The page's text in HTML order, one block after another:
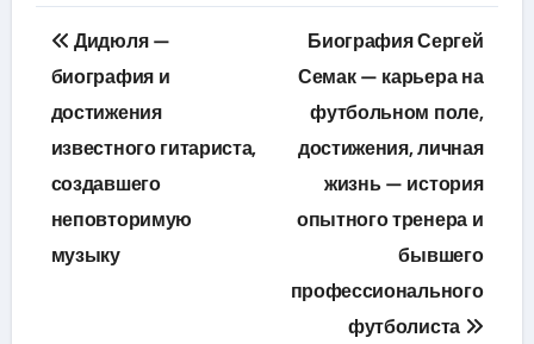
Навигация
по
записям
Дидюля —
биография и
достижения
известного гитариста,
создавшего
неповторимую
музыку
Биография Сергей
Семак — карьера на
футбольном поле,
достижения, личная
жизнь — история
опытного тренера и
бывшего
профессионального
футболиста